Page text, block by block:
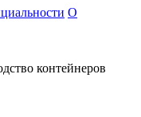
О
контейнеров